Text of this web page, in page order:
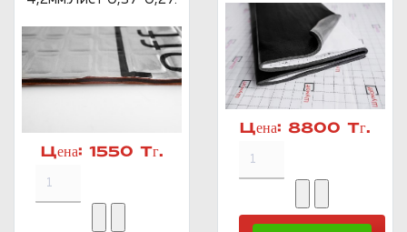
Цена: 1550 Тг.
Цена: 8800 Тг.